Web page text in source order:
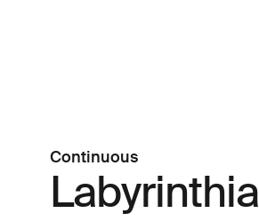
Continuous
Labyrinthia